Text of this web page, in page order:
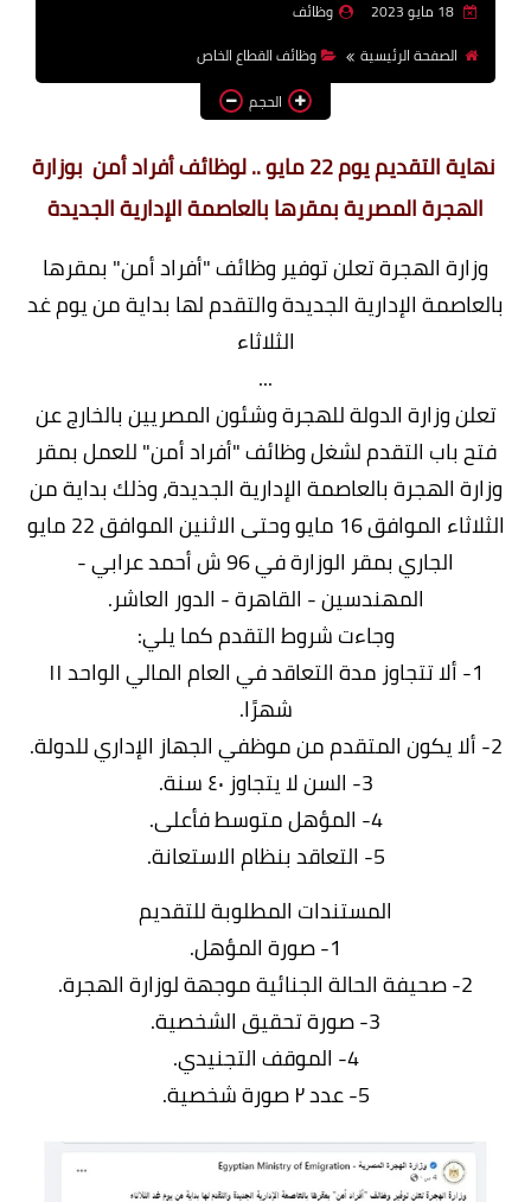
بالجامعات والمعاهد
اخبار
18 مايو 2023
وظائف
الصفحة الرئيسية
وظائف القطاع الخاص
الحجم
نهاية التقديم يوم 22 مايو .. لوظائف أفراد أمن بوزارة
الهجرة المصرية بمقرها بالعاصمة الإدارية الجديدة
وزارة الهجرة تعلن توفير وظائف "أفراد أمن" بمقرها
بالعاصمة الإدارية الجديدة والتقدم لها بداية من يوم غد
الثلاثاء
...
تعلن وزارة الدولة للهجرة وشئون المصريين بالخارج عن
فتح باب التقدم لشغل وظائف "أفراد أمن" للعمل بمقر
وزارة الهجرة بالعاصمة الإدارية الجديدة، وذلك بداية من
الثلاثاء الموافق 16 مايو وحتى الاثنين الموافق 22 مايو
الجاري بمقر الوزارة في 96 ش أحمد عرابي -
المهندسين - القاهرة - الدور العاشر.
وجاءت شروط التقدم كما يلي:
1- ألا تتجاوز مدة التعاقد في العام المالي الواحد ١١
شهرًا.
2- ألا يكون المتقدم من موظفي الجهاز الإداري للدولة.
3- السن لا يتجاوز ٤٠ سنة.
4- المؤهل متوسط فأعلى.
5- التعاقد بنظام الاستعانة.
المستندات المطلوبة للتقديم
1- صورة المؤهل.
2- صحيفة الحالة الجنائية موجهة لوزارة الهجرة.
3- صورة تحقيق الشخصية.
4- الموقف التجنيدي.
5- عدد ٢ صورة شخصية.